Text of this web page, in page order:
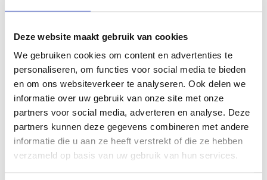
Deze website maakt gebruik van cookies
We gebruiken cookies om content en advertenties te
personaliseren, om functies voor social media te bieden
en om ons websiteverkeer te analyseren. Ook delen we
informatie over uw gebruik van onze site met onze
partners voor social media, adverteren en analyse. Deze
partners kunnen deze gegevens combineren met andere
informatie die u aan ze heeft verstrekt of die ze hebben
verzameld op basis van uw gebruik van hun services.
office@prad.info
Ligging
Impressies